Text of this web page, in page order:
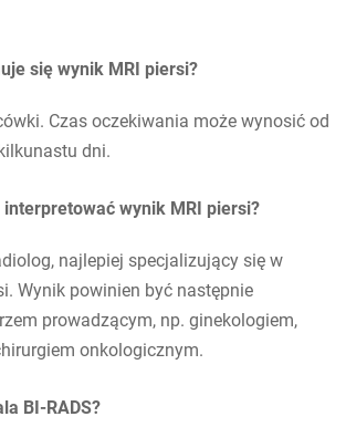
się wynik MRI piersi?
Czas oczekiwania może wynosić od
dni.
wynik MRI piersi?
najlepiej specjalizujący się w
Wynik powinien być następnie
prowadzącym, np. ginekologiem,
onkologicznym.
BI-RADS?